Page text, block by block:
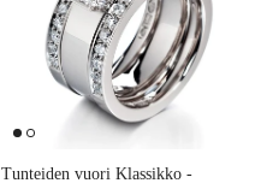
Tunteiden vuori Klassikko -